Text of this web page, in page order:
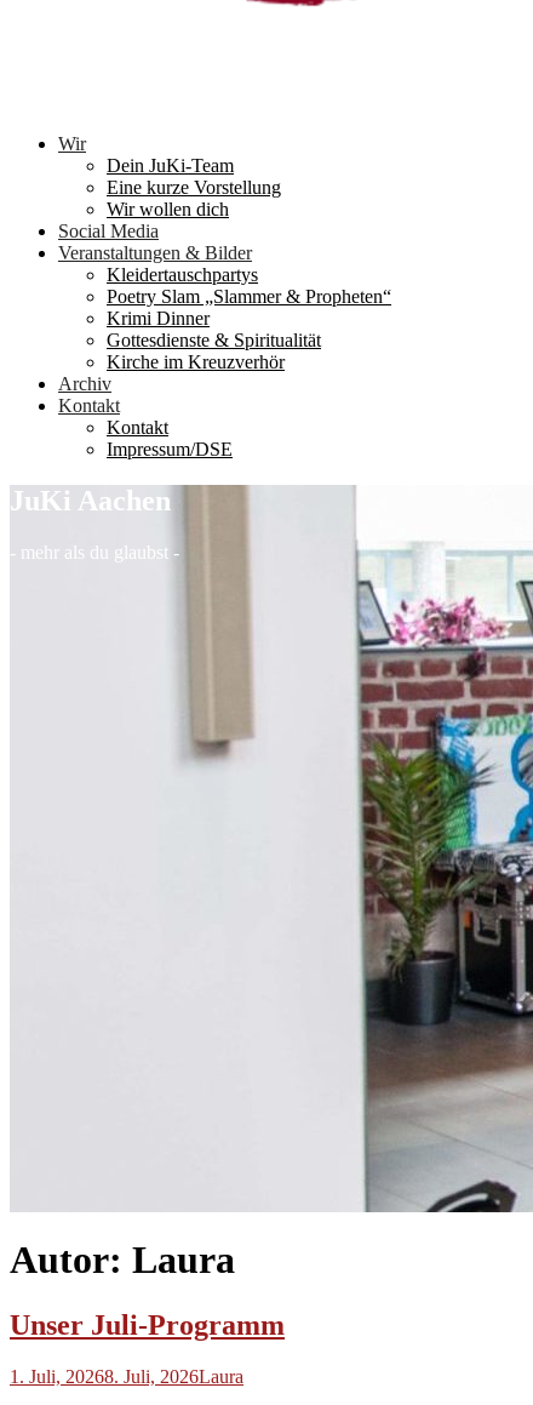
Wir
Dein JuKi-Team
Eine kurze Vorstellung
Wir wollen dich
Social Media
Veranstaltungen & Bilder
Kleidertauschpartys
Poetry Slam „Slammer & Propheten“
Krimi Dinner
Gottesdienste & Spiritualität
Kirche im Kreuzverhör
Archiv
Kontakt
Kontakt
Impressum/DSE
JuKi Aachen
- mehr als du glaubst -
Autor: Laura
Unser Juli-Programm
1. Juli, 20268. Juli, 2026Laura